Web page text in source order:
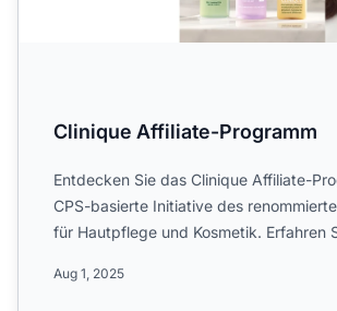
Clinique Affiliate-Programm
Entdecken Sie das Clinique Affiliate-
CPS-basierte Initiative des
für Hautpflege und Kosmetik. Erfahren
Aug 1, 2025